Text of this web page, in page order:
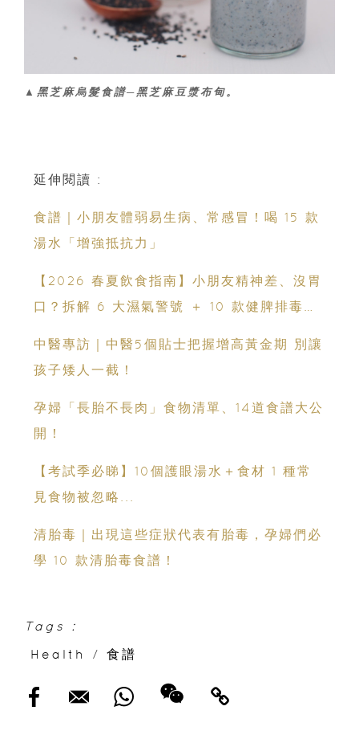
▲黑芝麻烏髮食譜─黑芝麻豆漿布甸。
延伸閱讀 :
食譜｜小朋友體弱易生病、常感冒！喝 15 款
湯水「增強抵抗力」
【2026 春夏飲食指南】小朋友精神差、沒胃
口？拆解 6 大濕氣警號 ＋ 10 款健脾排毒祛
中醫專訪｜中醫5個貼士把握增高黃金期 別讓
孩子矮人一截！
孕婦「長胎不長肉」食物清單、14道食譜大公
開！
【考試季必睇】10個護眼湯水＋食材 1 種常
見食物被忽略...
清胎毒｜出現這些症狀代表有胎毒，孕婦們必
學 10 款清胎毒食譜！
Tags :
Health
/ 食譜